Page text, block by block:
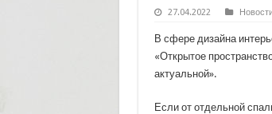
27.04.2022
В сфере дизайна
«Открытое
актуальной».
Если от отдельной